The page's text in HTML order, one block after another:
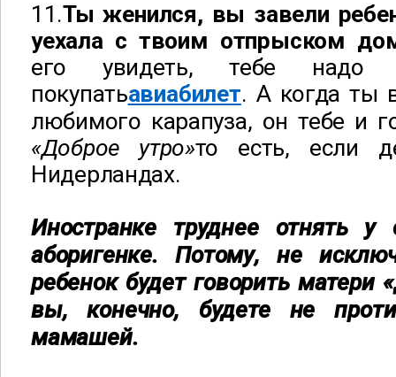
11.Ты женился, вы завели
уехала с твоим отпрыском
его увидеть, тебе надо
покупатьавиабилет. А когда ты
любимого карапуза, он тебе и
«Доброе утро»то есть, если
Нидерландах.
Иностранке труднее отнять у
аборигенке. Потому, не
ребенок будет говорить матери
вы, конечно, будете не
мамашей.